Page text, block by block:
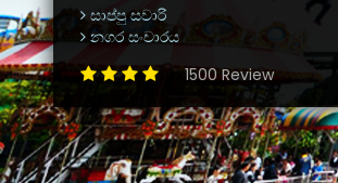
සාප්පු සවාරි
නගර සංචාරය
1500 Review